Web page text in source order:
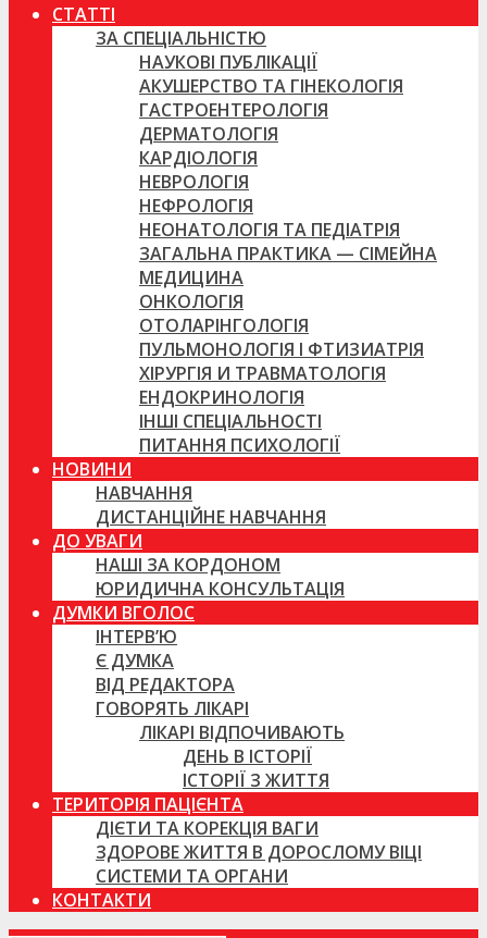
СТАТТІ
ЗА СПЕЦІАЛЬНІСТЮ
НАУКОВІ ПУБЛІКАЦІЇ
АКУШЕРСТВО ТА ГІНЕКОЛОГІЯ
ГАСТРОЕНТЕРОЛОГІЯ
ДЕРМАТОЛОГІЯ
КАРДІОЛОГІЯ
НЕВРОЛОГІЯ
НЕФРОЛОГІЯ
НЕОНАТОЛОГІЯ ТА ПЕДІАТРІЯ
ЗАГАЛЬНА ПРАКТИКА — СІМЕЙНА
МЕДИЦИНА
ОНКОЛОГІЯ
ОТОЛАРІНГОЛОГІЯ
ПУЛЬМОНОЛОГІЯ І ФТИЗИАТРІЯ
ХІРУРГІЯ И ТРАВМАТОЛОГІЯ
ЕНДОКРИНОЛОГІЯ
ІНШІ СПЕЦІАЛЬНОСТІ
ПИТАННЯ ПСИХОЛОГІЇ
НОВИНИ
НАВЧАННЯ
ДИСТАНЦІЙНЕ НАВЧАННЯ
ДО УВАГИ
НАШІ ЗА КОРДОНОМ
ЮРИДИЧНА КОНСУЛЬТАЦІЯ
ДУМКИ ВГОЛОС
ІНТЕРВ’Ю
Є ДУМКА
ВІД РЕДАКТОРА
ГОВОРЯТЬ ЛІКАРІ
ЛІКАРІ ВІДПОЧИВАЮТЬ
ДЕНЬ В ІСТОРІЇ
ІСТОРІЇ З ЖИТТЯ
ТЕРИТОРІЯ ПАЦІЄНТА
ДІЄТИ ТА КОРЕКЦІЯ ВАГИ
ЗДОРОВЕ ЖИТТЯ В ДОРОСЛОМУ ВІЦІ
СИСТЕМИ ТА ОРГАНИ
КОНТАКТИ